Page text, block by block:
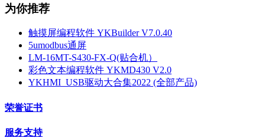
为你推荐
触摸屏编程软件 YKBuilder V7.0.40
5umodbus通屏
LM-16MT-S430-FX-Q(贴合机）
彩色文本编程软件 YKMD430 V2.0
YKHMI_USB驱动大合集2022 (全部产品)
荣誉证书
服务支持